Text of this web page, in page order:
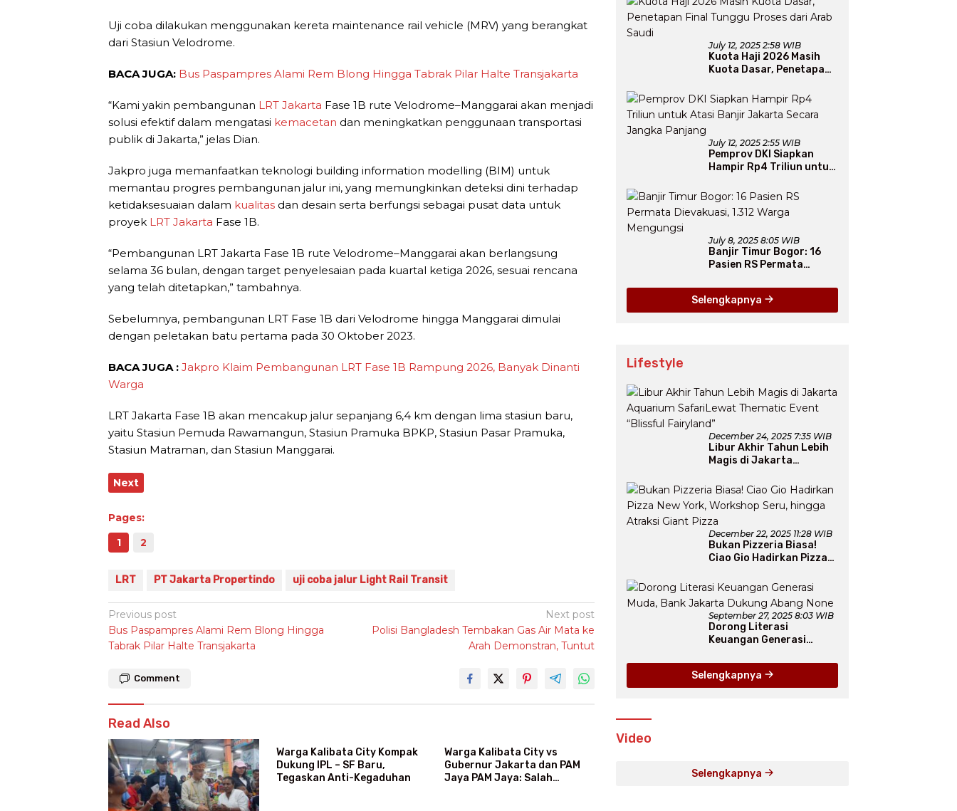
Uji coba dilakukan menggunakan kereta maintenance rail vehicle (MRV) yang berangkat
dari Stasiun Velodrome.
BACA JUGA: Bus Paspampres Alami Rem Blong Hingga Tabrak Pilar Halte Transjakarta
“Kami yakin pembangunan LRT Jakarta Fase 1B rute Velodrome–Manggarai akan menjadi
solusi efektif dalam mengatasi kemacetan dan meningkatkan penggunaan transportasi
publik di Jakarta,” jelas Dian.
Jakpro juga memanfaatkan teknologi building information modelling (BIM) untuk
memantau progres pembangunan jalur ini, yang memungkinkan deteksi dini terhadap
ketidaksesuaian dalam kualitas dan desain serta berfungsi sebagai pusat data untuk
proyek LRT Jakarta Fase 1B.
“Pembangunan LRT Jakarta Fase 1B rute Velodrome–Manggarai akan berlangsung
selama 36 bulan, dengan target penyelesaian pada kuartal ketiga 2026, sesuai rencana
yang telah ditetapkan,” tambahnya.
Sebelumnya, pembangunan LRT Fase 1B dari Velodrome hingga Manggarai dimulai
dengan peletakan batu pertama pada 30 Oktober 2023.
BACA JUGA : Jakpro Klaim Pembangunan LRT Fase 1B Rampung 2026, Banyak Dinanti
Warga
LRT Jakarta Fase 1B akan mencakup jalur sepanjang 6,4 km dengan lima stasiun baru,
yaitu Stasiun Pemuda Rawamangun, Stasiun Pramuka BPKP, Stasiun Pasar Pramuka,
Stasiun Matraman, dan Stasiun Manggarai.
Next
Pages:
1
2
LRT PT Jakarta Propertindo uji coba jalur Light Rail Transit
Post
navigation
Previous post
Bus Paspampres Alami Rem Blong Hingga
Tabrak Pilar Halte Transjakarta
Next post
Polisi Bangladesh Tembakan Gas Air Mata ke
Arah Demonstran, Tuntut
Comment
Read Also
Warga Kalibata City Kompak
Dukung IPL – SF Baru,
Tegaskan Anti-Kegaduhan
Warga Kalibata City vs
Gubernur Jakarta dan PAM
Jaya PAM Jaya: Salah
Iman
July 12, 2025 2:58 WIB
Kuota Haji 2026 Masih
Kuota Dasar, Penetapan
Arab Saudi
July 12, 2025 2:55 WIB
Pemprov DKI Siapkan
Hampir Rp4 Triliun untuk
Secara Jangka Panjang
July 8, 2025 8:05 WIB
Banjir Timur Bogor: 16
Pasien RS Permata
Mengungsi
Selengkapnya
Lifestyle
December 24, 2025 7:35 WIB
Libur Akhir Tahun Lebih
Magis di Jakarta
Thematic Event “Blissful
Fairyland”
December 22, 2025 11:28 WIB
Bukan Pizzeria Biasa!
Ciao Gio Hadirkan Pizza
Seru, hingga Atraksi
Giant Pizza
September 27, 2025 8:03 WIB
Dorong Literasi
Keuangan Generasi
Dukung Abang None
Selengkapnya
Video
Selengkapnya